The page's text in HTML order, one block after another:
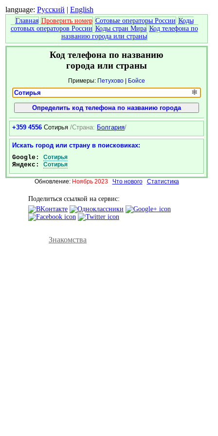
language: Русский | English
Главная Проверить номер Сотовые операторы России Коды
сотовых операторов России Коды стран Мира Код телефона по
названию города или страны
Код телефона по названию
города или страны
Примеры: Петухово | Бойсе
❄
+359 4556 Сотирья /Страна: Болгария/
Искать город или страну в поисковиках:
Google: Сотирья
Яндекс: Сотирья
Обновление: Ноябрь 2023 Что нового Статистика
Поделиться ссылкой на сервис:
Знакомства